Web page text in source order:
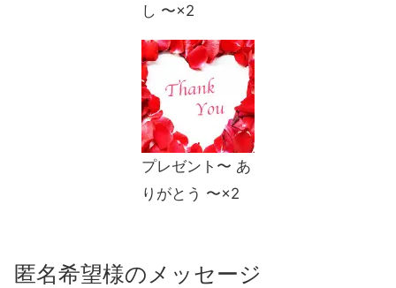
し 〜×2
プレゼント〜 あ
りがとう 〜×2
匿名希望様のメッセージ